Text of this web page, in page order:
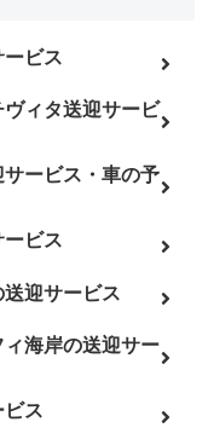
ビス
ィタ送迎サービ
ービス・車の予
ビス
迎サービス
海岸の送迎サー
ビス